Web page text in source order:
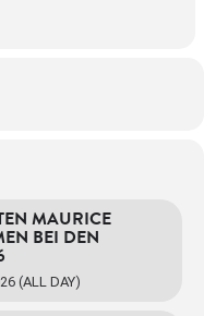
MAURICE S
BEI DEN B
(ALL DAY)